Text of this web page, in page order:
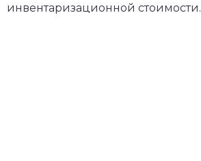
инвентаризационной стоимости.